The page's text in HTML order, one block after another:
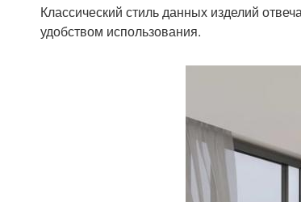
Классический стиль данных изделий
удобством использования.